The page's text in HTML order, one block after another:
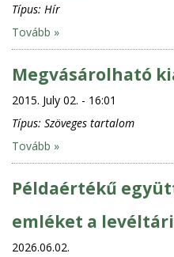
Típus: Hír
Tovább »
Megvásárolható
2015. July 02. - 16:01
Típus: Szöveges tartalom
Tovább »
Példaértékű
emléket a
2026.06.02.